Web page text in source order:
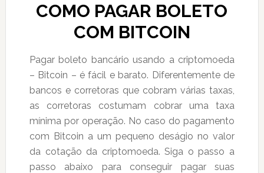
COMO PAGAR BOLETO
COM BITCOIN
Pagar boleto bancário usando a criptomoeda
– Bitcoin – é fácil e barato. Diferentemente de
bancos e corretoras que cobram várias taxas,
as corretoras costumam cobrar uma taxa
mínima por operação. No caso do pagamento
com Bitcoin a um pequeno deságio no valor
da cotação da criptomoeda. Siga o passo a
passo abaixo para conseguir pagar suas